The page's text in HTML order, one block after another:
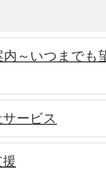
内～いつまでも
ービス